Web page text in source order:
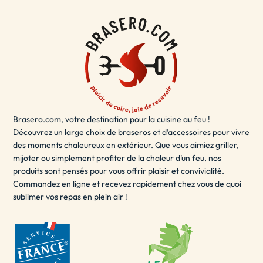
Le brasero terrasse est également sécurisé et facile à
utiliser, vous permettant devous détendre
de votre espace extérieur en toute sécurité. Que vous
souhaitiez passer du temps en solo ou partager des
moments inoubliables avec des amis et de la famille, le
brasero terrasse est la solution idéale pour ajouter une
touche de chaleur et de style à votre espace extérieur.
- LE BRASERO EXTÉRIEUR / BRASERO POUR
JARDIN
Un brasero extérieur est unexcellent choixpour les
soirées d'été en plein air. Il peut être utilisé pour se
créer une ambiance agréable. Les braseros extérieurs
sont disponibles dans une variété de tailles et de
matériaux, y compris le fer, l'acier inoxydable, l'acier
Brasero.com, votre destination pour la cuisine au feu !
Découvrez un large choix de braseros et d’accessoires pour vivre
des moments chaleureux en extérieur. Que vous aimiez griller,
mijoter ou simplement profiter de la chaleur d’un feu, nos
produits sont pensés pour vous offrir plaisir et convivialité.
Commandez en ligne et recevez rapidement chez vous de quoi
sublimer vos repas en plein air !